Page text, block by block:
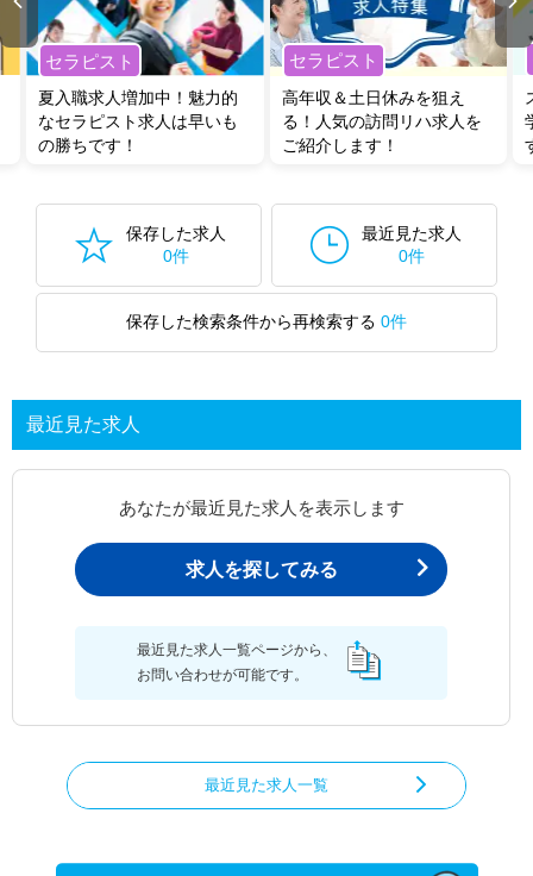
セラピスト
夏入職求人増加中！魅力的
なセラピスト求人は早いも
の勝ちです！
セラピスト
高年収＆土日休みを狙え
る！人気の訪問リハ求人を
ご紹介します！
保存した求人
0件
最近見た求人
0件
保存した検索条件から再検索する 0件
最近見た求人
あなたが最近見た求人を表示します
求人を探してみる
最近見た求人一覧ページから、
お問い合わせが可能です。
最近見た求人一覧